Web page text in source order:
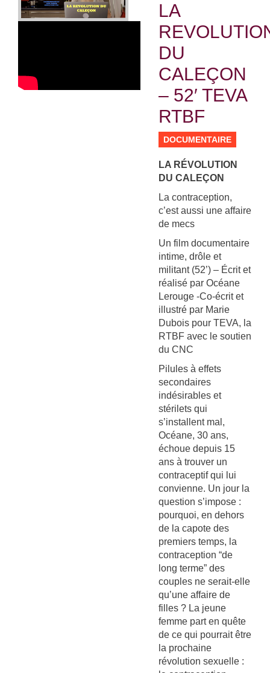
LA
DU
CALEÇON
– 52′ TEVA
RTBF
DOCUMENTAIRE
LA RÉVOLUTION
DU CALEÇON
La contraception,
c’est aussi une affaire
de mecs
Un film documentaire
intime, drôle et
militant (52’) – Écrit et
réalisé par Océane
Lerouge -Co-écrit et
illustré par Marie
Dubois pour TEVA, la
RTBF avec le soutien
du CNC
Pilules à effets
secondaires
indésirables et
stérilets qui
s’installent mal,
Océane, 30 ans,
échoue depuis 15
ans à trouver un
contraceptif qui lui
convienne. Un jour la
question s’impose :
pourquoi, en dehors
de la capote des
premiers temps, la
contraception “de
long terme” des
couples ne serait-elle
qu’une affaire de
filles ? La jeune
femme part en quête
de ce qui pourrait être
la prochaine
révolution sexuelle :